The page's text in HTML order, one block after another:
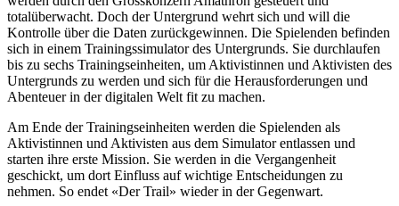
totalüberwacht. Doch der Untergrund wehrt sich und will die
Kontrolle über die Daten zurückgewinnen. Die Spielenden befinden
sich in einem Trainingssimulator des Untergrunds. Sie durchlaufen
bis zu sechs Trainingseinheiten, um Aktivistinnen und Aktivisten des
Untergrunds zu werden und sich für die Herausforderungen und
Abenteuer in der digitalen Welt fit zu machen.
Am Ende der Trainingseinheiten werden die Spielenden als
Aktivistinnen und Aktivisten aus dem Simulator entlassen und
starten ihre erste Mission. Sie werden in die Vergangenheit
geschickt, um dort Einfluss auf wichtige Entscheidungen zu
nehmen. So endet «Der Trail» wieder in der Gegenwart.